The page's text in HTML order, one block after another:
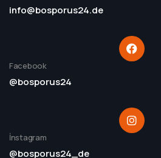
info@bosporus24.de
Facebook
@bosporus24
İnstagram
@bosporus24_de